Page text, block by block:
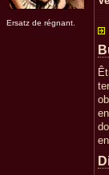
Ersatz de régnant.